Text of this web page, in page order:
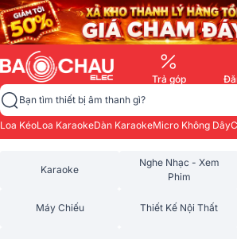
Trả góp
Bạn tìm thiết bị âm thanh gì?
Loa KéoLoa KaraokeDàn KaraokeMicro Không Dây
Karaoke
Nghe Nhạc - Xem
Phim
Máy Chiếu Thiết Kế Nội Thất